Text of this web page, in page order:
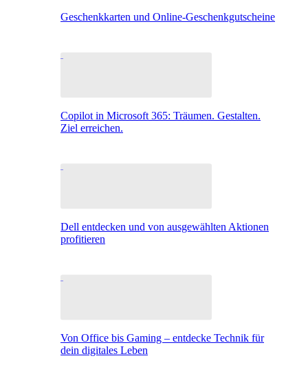
Geschenkkarten und Online-Geschenkgutscheine
Copilot in Microsoft 365: Träumen. Gestalten.
Ziel erreichen.
Dell entdecken und von ausgewählten Aktionen
profitieren
Von Office bis Gaming – entdecke Technik für
dein digitales Leben